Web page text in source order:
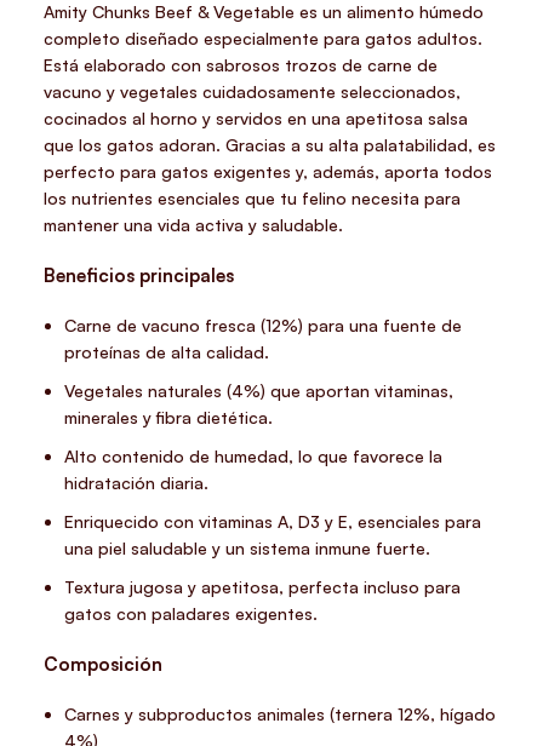
Amity Chunks Beef & Vegetable es un alimento húmedo
completo diseñado especialmente para gatos adultos.
Está elaborado con sabrosos trozos de carne de
vacuno y vegetales cuidadosamente seleccionados,
cocinados al horno y servidos en una apetitosa salsa
que los gatos adoran. Gracias a su alta palatabilidad, es
perfecto para gatos exigentes y, además, aporta todos
los nutrientes esenciales que tu felino necesita para
mantener una vida activa y saludable.
Beneficios principales
Carne de vacuno fresca (12%) para una fuente de
proteínas de alta calidad.
Vegetales naturales (4%) que aportan vitaminas,
minerales y fibra dietética.
Alto contenido de humedad, lo que favorece la
hidratación diaria.
Enriquecido con vitaminas A, D3 y E, esenciales para
una piel saludable y un sistema inmune fuerte.
Textura jugosa y apetitosa, perfecta incluso para
gatos con paladares exigentes.
Composición
Carnes y subproductos animales (ternera 12%, hígado
4%)